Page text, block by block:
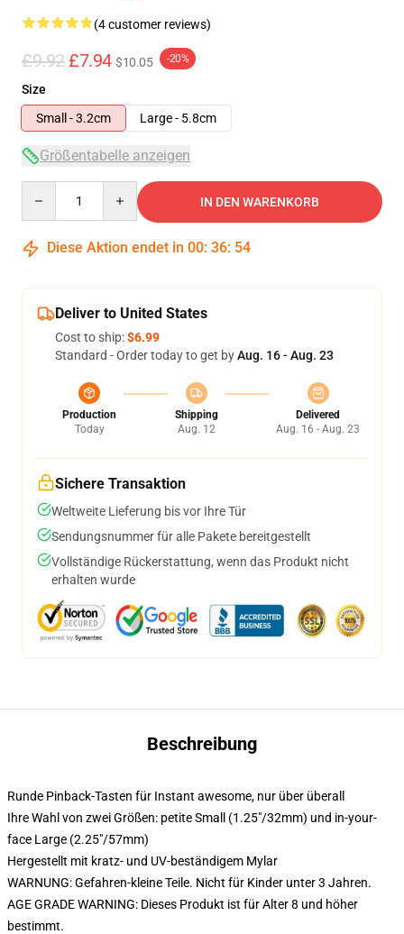
(4 customer reviews)
£9.92 £7.94 $10.05 -20%
Size
Small - 3.2cm
Large - 5.8cm
Größentabelle anzeigen
IN DEN WARENKORB
Diese Aktion endet in 00: 36: 54
Deliver to United States
Cost to ship:$6.99
Standard - Order today to get byAug. 16 - Aug. 23
Production
Today
Shipping
Aug. 12
Delivered
Aug. 16 - Aug. 23
Sichere Transaktion
Weltweite Lieferung bis vor Ihre Tür
Sendungsnummer für alle Pakete bereitgestellt
Vollständige Rückerstattung, wenn das Produkt nicht
erhalten wurde
Beschreibung
Runde Pinback-Tasten für Instant awesome, nur über überall
Ihre Wahl von zwei Größen: petite Small (1.25"/32mm) und in-your-
face Large (2.25"/57mm)
Hergestellt mit kratz- und UV-beständigem Mylar
WARNUNG: Gefahren-kleine Teile. Nicht für Kinder unter 3 Jahren.
AGE GRADE WARNING: Dieses Produkt ist für Alter 8 und höher
bestimmt.